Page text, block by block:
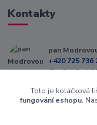
Kontakty
pan
+420 725 736
(Po-Pá, 8 - 16
info@modrovous.cz
Toto je koláčková
fungování eshopu.